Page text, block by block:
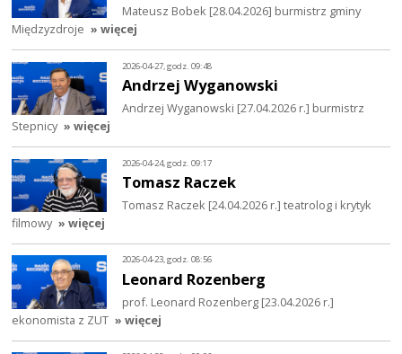
Mateusz Bobek [28.04.2026] burmistrz gminy
Międzyzdroje » więcej
2026-04-27, godz. 09:48
Andrzej Wyganowski
Andrzej Wyganowski [27.04.2026 r.] burmistrz
Stepnicy » więcej
2026-04-24, godz. 09:17
Tomasz Raczek
Tomasz Raczek [24.04.2026 r.] teatrolog i krytyk
filmowy » więcej
2026-04-23, godz. 08:56
Leonard Rozenberg
prof. Leonard Rozenberg [23.04.2026 r.]
ekonomista z ZUT » więcej